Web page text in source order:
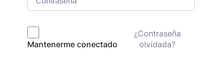
Mantenerme conectado
¿Contraseña
olvidada?